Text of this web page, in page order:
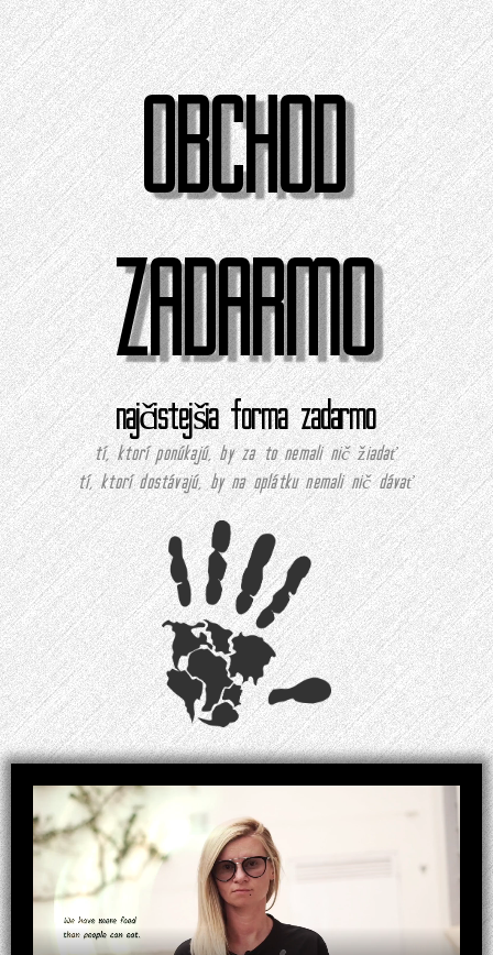
OBCHOD
ZADARMO
najčistejšia forma zadarmo
tí, ktorí ponúkajú, by za to nemali nič žiadať
tí, ktorí dostávajú, by na oplátku nemali nič dávať